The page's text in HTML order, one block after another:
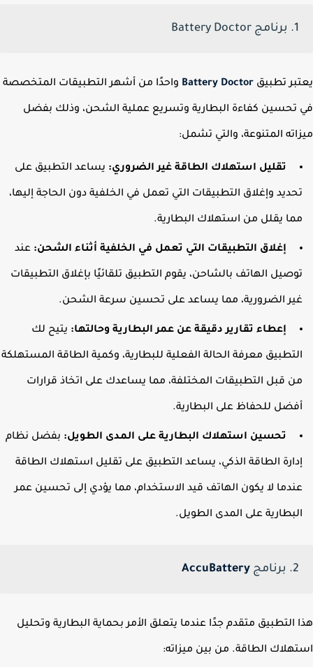
تطبيقBattery Doctorواحدًا من أشهر التطبيقات المتخصصة
تحسين كفاءة البطارية وتسريع عملية الشحن، وذلك بفضل
المتنوعة، والتي تشمل:
تقليل استهلاك الطاقة غير الضروري:يساعد التطبيق على
وإغلاق التطبيقات التي تعمل في الخلفية دون الحاجة إليها،
يقلل من استهلاك البطارية.
إغلاق التطبيقات التي تعمل في الخلفية أثناء الشحن:عند
الهاتف بالشاحن، يقوم التطبيق تلقائيًا بإغلاق التطبيقات
الضرورية، مما يساعد على تحسين سرعة الشحن.
إعطاء تقارير دقيقة عن عمر البطارية وحالتها:يتيح لك
معرفة الحالة الفعلية للبطارية، وكمية الطاقة المستهلكة
قبل التطبيقات المختلفة، مما يساعدك على اتخاذ قرارات
للحفاظ على البطارية.
تحسين استهلاك البطارية على المدى الطويل:بفضل نظام
الطاقة الذكي، يساعد التطبيق على تقليل استهلاك الطاقة
لا يكون الهاتف قيد الاستخدام، مما يؤدي إلى تحسين عمر
على المدى الطويل.
AccuBattery
التطبيق متقدم جدًا عندما يتعلق الأمر بحماية البطارية وتحليل
الطاقة. من بين ميزاته: